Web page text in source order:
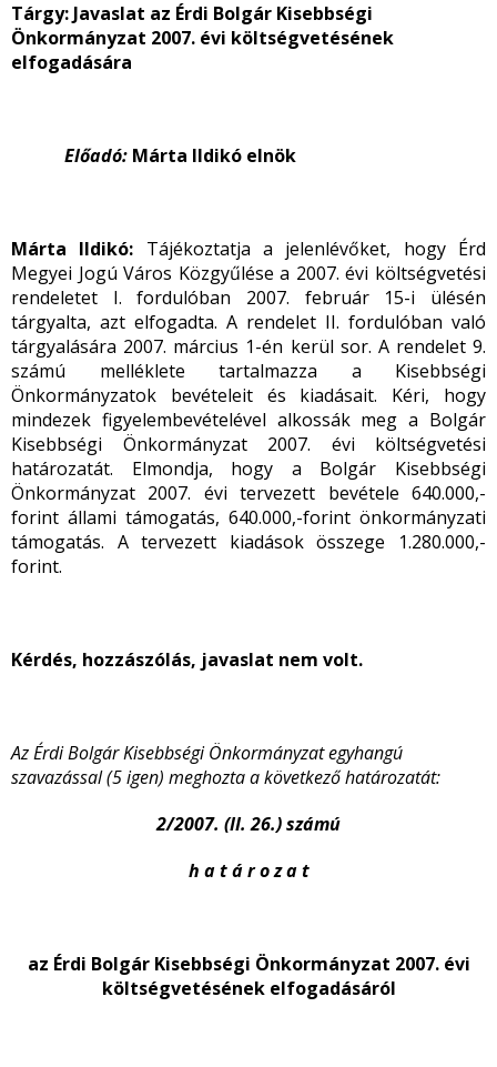
Tárgy: Javaslat az Érdi Bolgár Kisebbségi
Önkormányzat 2007. évi költségvetésének
elfogadására
Előadó: Márta Ildikó elnök
Márta Ildikó: Tájékoztatja a jelenlévőket, hogy Érd
Megyei Jogú Város Közgyűlése a 2007. évi költségvetési
rendeletet I. fordulóban 2007. február 15-i ülésén
tárgyalta, azt elfogadta. A rendelet II. fordulóban való
tárgyalására 2007. március 1-én kerül sor. A rendelet 9.
számú melléklete tartalmazza a Kisebbségi
Önkormányzatok bevételeit és kiadásait. Kéri, hogy
mindezek figyelembevételével alkossák meg a Bolgár
Kisebbségi Önkormányzat 2007. évi költségvetési
határozatát. Elmondja, hogy a Bolgár Kisebbségi
Önkormányzat 2007. évi tervezett bevétele 640.000,-
forint állami támogatás, 640.000,-forint önkormányzati
támogatás. A tervezett kiadások összege 1.280.000,-
forint.
Kérdés, hozzászólás, javaslat nem volt.
Az Érdi Bolgár Kisebbségi Önkormányzat egyhangú
szavazással (5 igen) meghozta a következő határozatát:
2/2007. (II. 26.) számú
h a t á r o z a t
az Érdi Bolgár Kisebbségi Önkormányzat 2007. évi
költségvetésének elfogadásáról